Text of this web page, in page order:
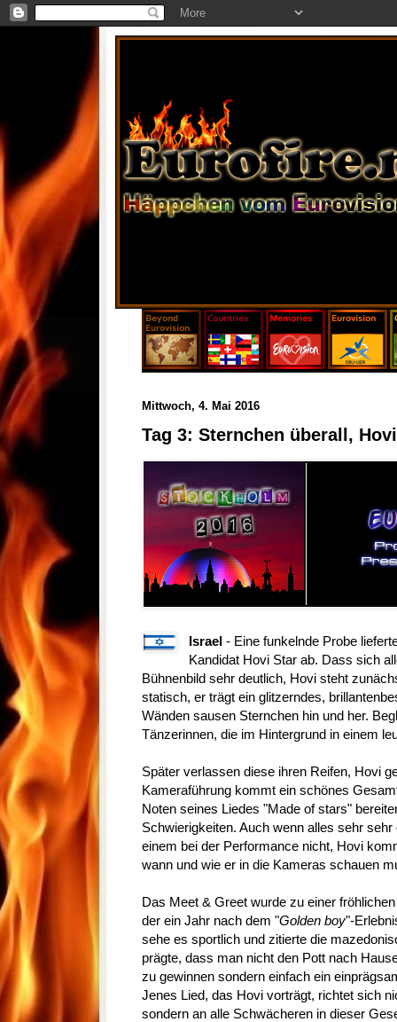
Mittwoch, 4. Mai 2016
Tag 3: Sternchen überall,
Israel- Eine funkelnde Probe
Kandidat Hovi Star ab. Dass sich
Bühnenbild sehr deutlich, Hovi steht
statisch, er trägt ein glitzerndes,
Wänden sausen Sternchen hin und her.
Tänzerinnen, die im Hintergrund in einem
Später verlassen diese ihren Reifen, Hovi
Kameraführung kommt ein schönes
Noten seines Liedes "Made of stars"
Schwierigkeiten. Auch wenn alles sehr
einem bei der Performance nicht, Hovi
wann und wie er in die Kameras schauen
Das Meet & Greet wurde zu einer
der ein Jahr nach dem "Golden boy"-
sehe es sportlich und zitierte die
prägte, dass man nicht den Pott nach
zu gewinnen sondern einfach ein
Jenes Lied, das Hovi vorträgt, richtet sich
sondern an alle Schwächeren in dieser